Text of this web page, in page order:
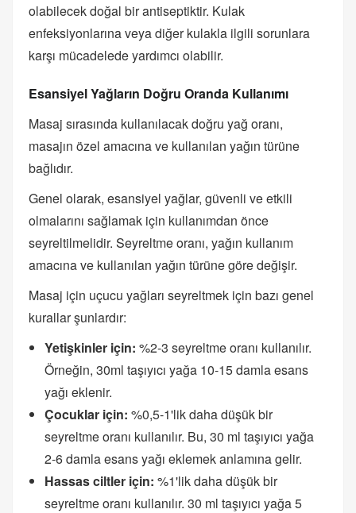
olabilecek doğal bir antiseptiktir. Kulak
enfeksiyonlarına veya diğer kulakla ilgili sorunlara
karşı mücadelede yardımcı olabilir.
Esansiyel Yağların Doğru Oranda Kullanımı
Masaj sırasında kullanılacak doğru yağ oranı,
masajın özel amacına ve kullanılan yağın türüne
bağlıdır.
Genel olarak, esansiyel yağlar, güvenli ve etkili
olmalarını sağlamak için kullanımdan önce
seyreltilmelidir. Seyreltme oranı, yağın kullanım
amacına ve kullanılan yağın türüne göre değişir.
Masaj için uçucu yağları seyreltmek için bazı genel
kurallar şunlardır:
Yetişkinler için: %2-3 seyreltme oranı kullanılır.
Örneğin, 30ml taşıyıcı yağa 10-15 damla esans
yağı eklenir.
Çocuklar için: %0,5-1'lik daha düşük bir
seyreltme oranı kullanılır. Bu, 30 ml taşıyıcı yağa
2-6 damla esans yağı eklemek anlamına gelir.
Hassas ciltler için: %1'lik daha düşük bir
seyreltme oranı kullanılır. 30 ml taşıyıcı yağa 5